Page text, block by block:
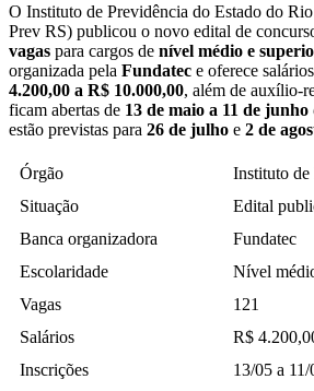
O Instituto de Previdência do Estado do
Prev RS) publicou o novo edital de
vagas para cargos de nível médio e
organizada pela Fundatec e oferece
4.200,00 a R$ 10.000,00, além de auxílio-
ficam abertas de 13 de maio a 11 de junho
estão previstas para 26 de julho e 2 de
Órgão
Instituto
Situação
Edital
Banca organizadora
Fundatec
Escolaridade
Nível
Vagas
121
Salários
R$
Inscrições
13/05 a